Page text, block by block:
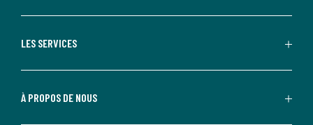
LES SERVICES
À PROPOS DE NOUS